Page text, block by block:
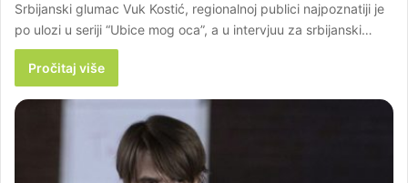
Srbijanski glumac Vuk Kostić, regionalnoj publici najpoznatiji je
po ulozi u seriji “Ubice mog oca”, a u intervjuu za srbijanski…
Pročitaj više